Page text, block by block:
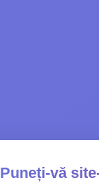
Puneți-vă